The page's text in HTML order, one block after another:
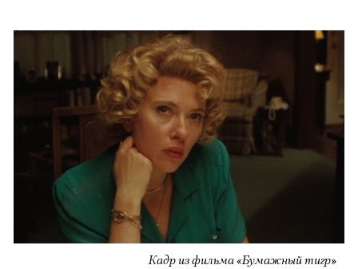
Кадр из фильма «Бумажный тигр»